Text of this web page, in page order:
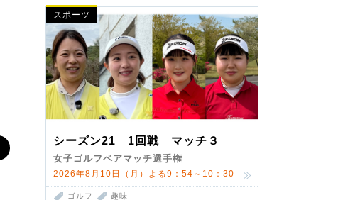
スポーツ
シーズン21 1回戦 マッチ３
女子ゴルフペアマッチ選手権
2026年8月10日（月）よる9：54～10：30
ゴルフ 趣味